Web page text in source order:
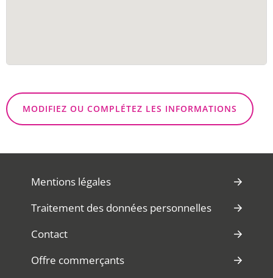
MODIFIEZ OU COMPLÉTEZ LES INFORMATIONS
Mentions légales
Traitement des données personnelles
Contact
Offre commerçants